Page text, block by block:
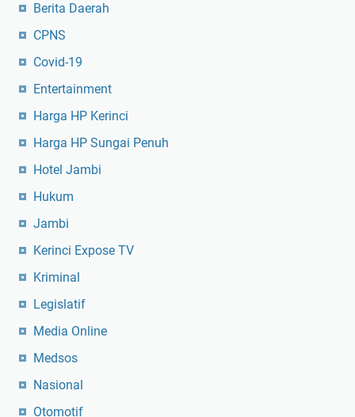
Berita Daerah
CPNS
Covid-19
Entertainment
Harga HP Kerinci
Harga HP Sungai Penuh
Hotel Jambi
Hukum
Jambi
Kerinci Expose TV
Kriminal
Legislatif
Media Online
Medsos
Nasional
Otomotif